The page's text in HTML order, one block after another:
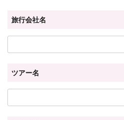
旅行会社名
ツアー名